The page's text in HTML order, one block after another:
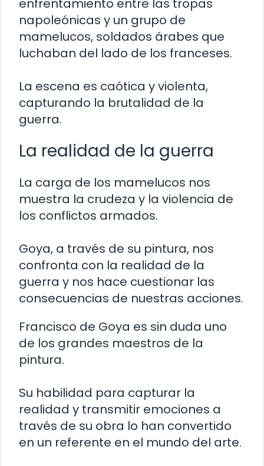
napoleónicas y un grupo de
mamelucos, soldados árabes que
luchaban del lado de los franceses.
La escena es caótica y violenta,
capturando la brutalidad de la
guerra.
La realidad de la guerra
La carga de los mamelucos nos
muestra la crudeza y la violencia de
los conflictos armados.
Goya, a través de su pintura, nos
confronta con la realidad de la
guerra y nos hace cuestionar las
consecuencias de nuestras acciones.
Francisco de Goya es sin duda uno
de los grandes maestros de la
pintura.
Su habilidad para capturar la
realidad y transmitir emociones a
través de su obra lo han convertido
en un referente en el mundo del arte.